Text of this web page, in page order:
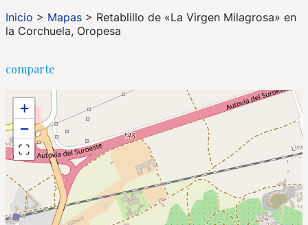
Inicio > Mapas > Retablillo de «La Virgen Milagrosa» en
la Corchuela, Oropesa
comparte
+
−